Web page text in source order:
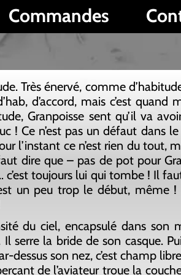
Contact
comme d’habitude, parce qu’en
c’est quand même pas
sent qu’il va avoir des
un défaut dans le bruit infernal
rien du tout, mais quelque
de pot pour Granpoisse – les
qui tombe ! Il faut dire aussi,
le début, même ! Granpoisse
dans son minuscule
de son casque. Puis lève le nez
c’est champ libre pour la vue !
troue la couche d'ozone,